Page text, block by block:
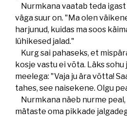
Nurmkana vaatab teda
väga suur on. "Ma olen
harjunud, kuidas ma soos
lühikesed jalad."
Kurg sai pahaseks, et
kosje vastu ei võta. Läks
meelega: "Vaja ju ära võtta!
tahes, see naisekene. Olgu
Nurmkana näeb nurme
mätaste oma pikkade